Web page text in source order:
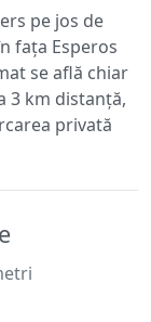
pe jos de
fața Esperos
se află chiar
3 km distanță,
privată